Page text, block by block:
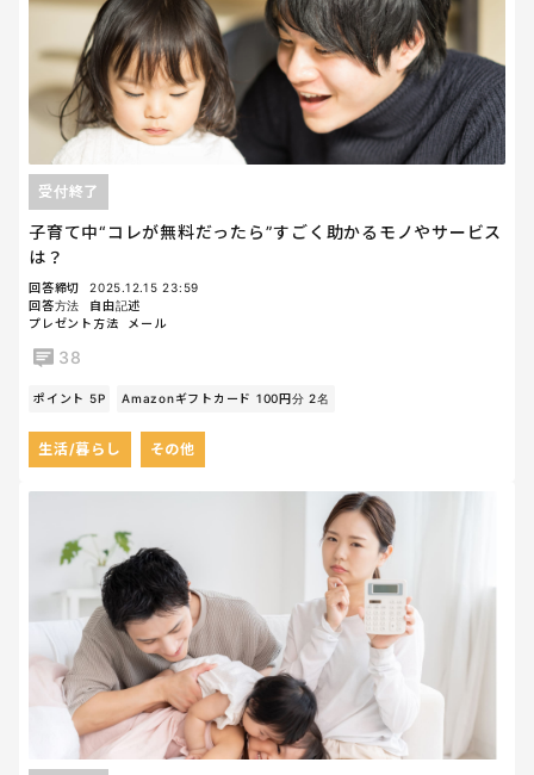
子育て中“コレが無料だったら”すごく助かるモノやサービス
は？
受付終了
回答締切
2025.12.15 23:59
回答方法
自由記述
プレゼント方法
メール
38
ポイント 5P Amazonギフトカード 100円分 2名
生活/暮らし その他